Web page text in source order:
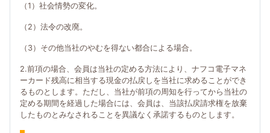
（1）社会情勢の変化。
（2）法令の改廃。
（3）その他当社のやむを得ない都合による場合。
2.前項の場合、会員は当社の定める方法により、ナフコ電子マネ
ーカード残高に相当する現金の払戻しを当社に求めることができ
るものとします。ただし、当社が前項の周知を行ってから当社の
定める期間を経過した場合には、会員は、当該払戻請求権を放棄
したものとみなされることを異議なく承諾するものとします。